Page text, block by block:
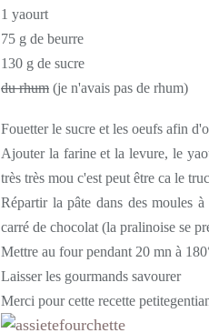
1 yaourt
75 g de beurre
130 g de sucre
du rhum (je n'avais pas de rhum)
Fouetter le sucre et les oeufs afin
Ajouter la farine et la levure, le
très très mou c'est peut être ca le
Répartir la pâte dans des moules
carré de chocolat (la pralinoise se
Mettre au four pendant 20 mn à
Laisser les gourmands savourer
Merci pour cette recette